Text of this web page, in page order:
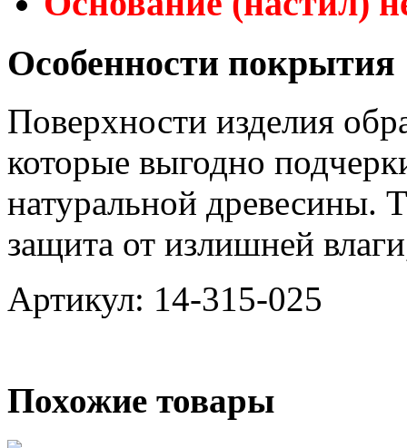
Особенности покрытия
Поверхности изделия
которые выгодно
натуральной древесины.
защита от излишней
Артикул: 14-315-025
Похожие товары